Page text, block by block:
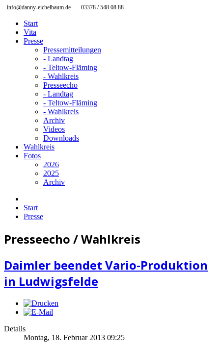
info@danny-eichelbaum.de 03378 / 548 08 88
Start
Vita
Presse
Pressemitteilungen
- Landtag
- Teltow-Fläming
- Wahlkreis
Presseecho
- Landtag
- Teltow-Fläming
- Wahlkreis
Archiv
Videos
Downloads
Wahlkreis
Fotos
2026
2025
Archiv
Start
Presse
Presseecho / Wahlkreis
Daimler beendet Vario-Produktion
in Ludwigsfelde
Details
Montag, 18. Februar 2013 09:25